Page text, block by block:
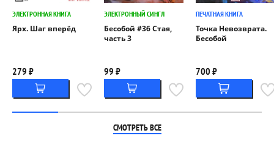
ЭЛЕКТРОННАЯ КНИГА
Ярх. Шаг вперёд
279 ₽
ЭЛЕКТРОННЫЙ СИНГЛ
Бесобой #36 Стая,
часть 3
99 ₽
ПЕЧАТНАЯ КНИГА
Точка Невозврата.
Бесобой
700 ₽
СМОТРЕТЬ ВСЕ